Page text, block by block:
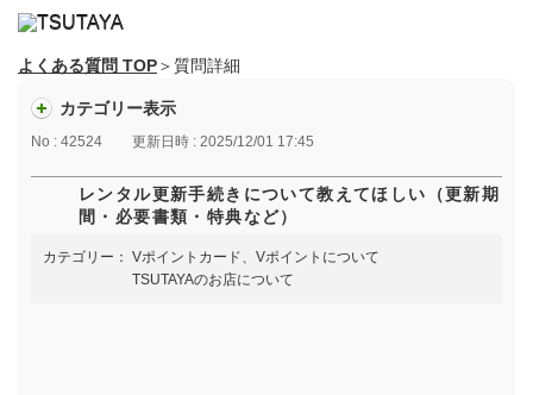
よくある質問 TOP＞質問詳細
カテゴリー表示
No : 42524 更新日時 : 2025/12/01 17:45
レンタル更新手続きについて教えてほしい（更新期
間・必要書類・特典など）
カテゴリー： Vポイントカード、Vポイントについて
TSUTAYAのお店について